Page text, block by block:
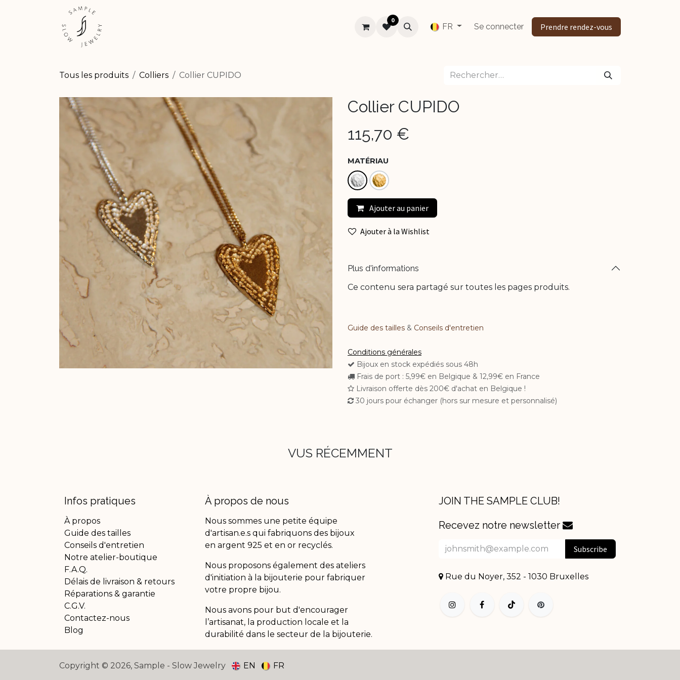
À PROPOS Aide
0
FR Se connecter Prendre rendez-vous
Tous les produits Colliers Collier CUPIDO
Collier CUPIDO
115,70 €
MATÉRIAU
Ajouter au panier
Ajouter à la Wishlist
Plus d'informations
Ce contenu sera partagé sur toutes les pages produits.
Guide des tailles & Conseils d'entretien​
Conditions générales
Bijoux en stock expédiés sous 48h
Frais de port : 5,99€ en Belgique & 12,99€ en France
Livraison offerte dès 200€ d'achat en Belgique !
30 jours pour échanger (hors sur mesure et personnalisé)
VUS RÉCEMMENT
Infos pratiques
À propos
Guide des tailles
Conseils d'entretien
Notre atelier-boutique
F.A.Q.
Délais de livraison & retours
Réparations & garantie
C.G.V.
Contactez-nous
Blog
À propos de nous
Nous sommes une petite équipe
d'artisan.e.s qui fabriquons des bijoux
en argent 925 et en or recyclés.
Nous proposons également des ateliers
d'initiation à la bijouterie pour fabriquer
votre propre bijou.
Nous avons pour but d'encourager
l’artisanat, la production locale et la
durabilité dans le secteur de la bijouterie.
JOIN THE SAMPLE CLUB!
Recevez notre newsletter
Subscribe
Rue du Noyer, 352 - 1030 Bruxelles
Copyright © 2026, Sample - Slow Jewelry EN FR